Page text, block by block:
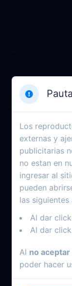
Los
externas y
publicitarias
no estan en
ingresar al
pueden
las siguientes
Al dar
Al dar
Al no aceptar
poder hacer